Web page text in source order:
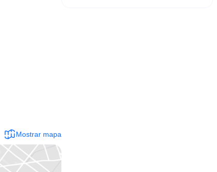
Mostrar mapa